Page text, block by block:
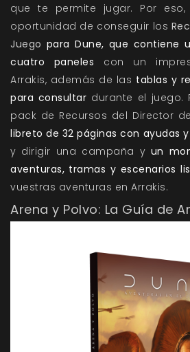
que te permite jugar. Por
oportunidad de conseguir los
Juego para Dune, que contiene
cuatro paneles con un
Arrakis, además de las tablas y
para consultar durante el juego.
pack de Recursos del Director
libreto de 32 páginas con ayudas
y dirigir una campaña y un
aventuras, tramas y escenarios
vuestras aventuras en Arrakis.
Arena y Polvo: La Guía de